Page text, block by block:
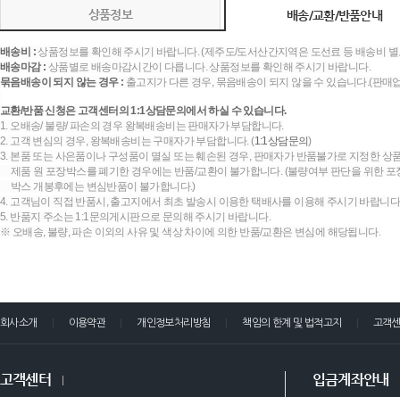
상품정보 배송/교환/반품안내
배송비 :상품정보를 확인해 주시기 바랍니다. (제주도/도서산간지역은 도선료 등 배송비
배송마감 : 상품별로 배송마감시간이 다릅니다. 상품정보를 확인해 주시기 바랍니다.
묶음배송이 되지 않는 경우 : 출고지가 다른 경우, 묶음배송이 되지 않을 수 있습니다.(판
교환/반품 신청은 고객센터의 1:1상담문의에서 하실 수 있습니다.
1. 오배송/ 불량/ 파손의 경우 왕복배송비는 판매자가 부담합니다.
2. 고객 변심의 경우, 왕복배송비는 구매자가 부담합니다. (1:1상담문의)
3. 본품 또는 사은품이나 구성품이 멸실 또는 훼손된 경우, 판매자가 반품불가로 지정한 상
제품 원 포장박스를 폐기한 경우에는 반품/교환이 불가합니다. (불량여부 판단을 위한
박스 개봉후에는 변심반품이 불가합니다.)
4. 고객님이 직접 반품시, 출고지에서 최초 발송시 이용한 택배사를 이용해 주시기 바랍니
5. 반품지 주소는 1:1문의게시판으로 문의해 주시기 바랍니다.
※ 오배송, 불량, 파손 이외의 사유 및 색상 차이에 의한 반품/교환은 변심에 해당됩니다.
회사소개 이용약관 개인정보처리방침 책임의 한계 및 법적고지 고객
고객센터 입금계좌안내